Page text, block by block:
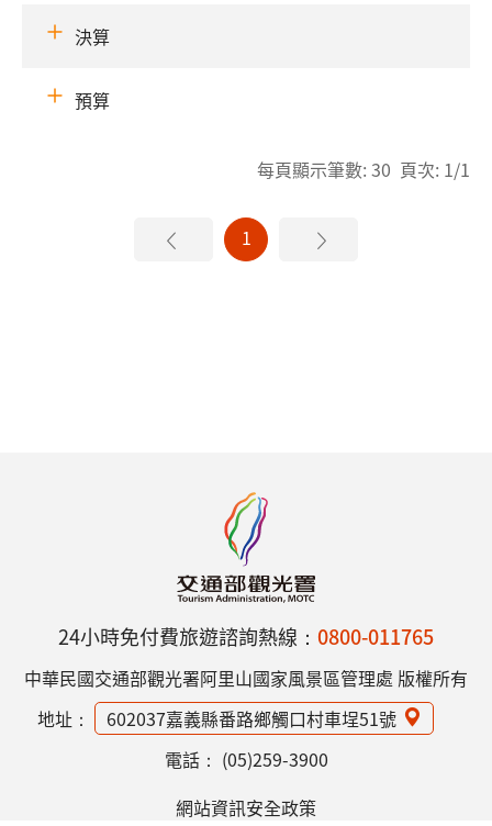
決算
預算
每頁顯示筆數: 30 頁次: 1/1
1
24小時免付費旅遊諮詢熱線： 0800-011765
中華民國交通部觀光署阿里山國家風景區管理處 版權所有
地址：
602037嘉義縣番路鄉觸口村車埕51號
電話： (05)259-3900
網站資訊安全政策